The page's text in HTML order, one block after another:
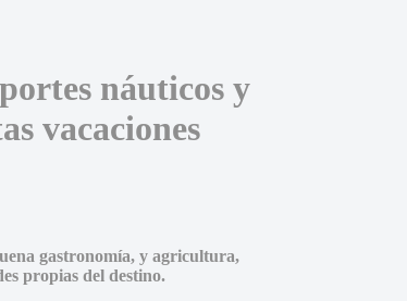
náuticos y
vacaciones
gastronomía, y agricultura,
propias del destino.